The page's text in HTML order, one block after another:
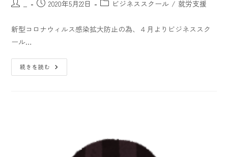
2020年5月22日 ビジネススクール / 就労支援
新型コロナウィルス感染拡大防止の為、４月よりビジネススク
ール…
続きを読む